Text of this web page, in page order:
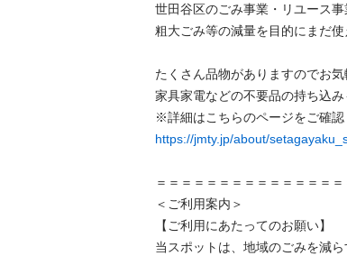
世⽥⾕区のごみ事業・リユース事
粗⼤ごみ等の減量を⽬的にまだ
たくさん品物がありますのでお気
家具家電などの不要品の持ち込み
https://jmty.jp/about/
＝＝＝＝＝＝＝＝＝＝＝＝＝＝
＜ご利用案内＞
【ご利用にあたってのお願い】
当スポットは、地域のごみを減